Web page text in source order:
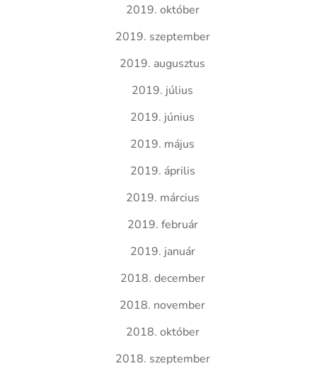
2019. október
2019. szeptember
2019. augusztus
2019. július
2019. június
2019. május
2019. április
2019. március
2019. február
2019. január
2018. december
2018. november
2018. október
2018. szeptember